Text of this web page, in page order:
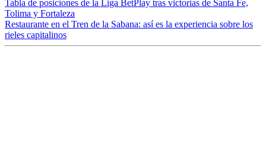
Tabla de posiciones de la Liga BetPlay tras victorias de Santa Fe,
Tolima y Fortaleza
Restaurante en el Tren de la Sabana: así es la experiencia sobre los
rieles capitalinos